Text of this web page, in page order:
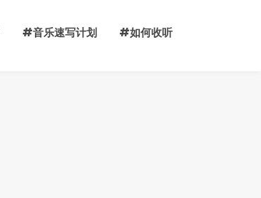
#音乐速写计划 #如何收听